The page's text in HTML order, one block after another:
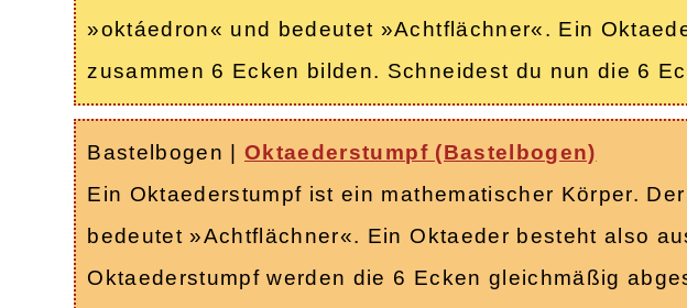
»oktáedron« und bedeutet »Achtflächner«. Ein
zusammen 6 Ecken bilden. Schneidest du nun die 6
Bastelbogen |Oktaederstumpf (Bastelbogen)
Ein Oktaederstumpf ist ein mathematischer Körper.
bedeutet »Achtflächner«. Ein Oktaeder besteht also
Oktaederstumpf werden die 6 Ecken gleichmäßig